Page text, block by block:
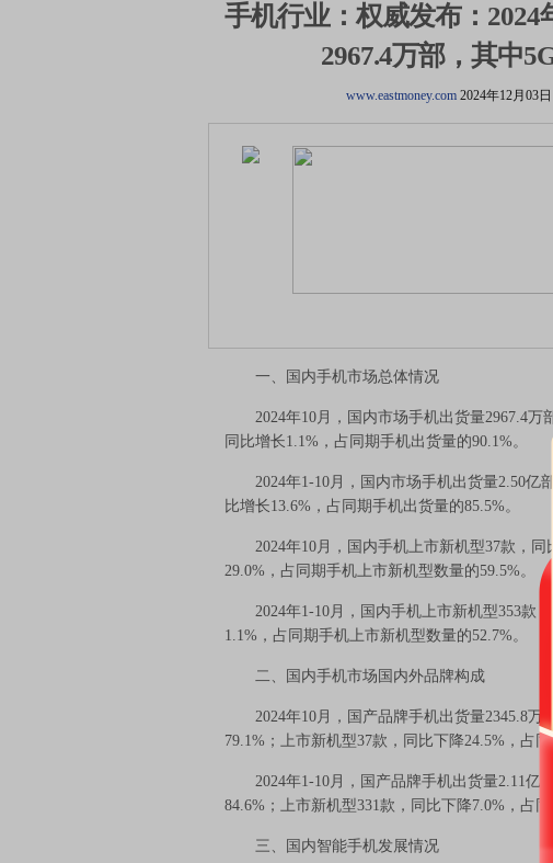
手机行业：权威发布：
2967.4万部，其中
www.eastmoney.com 2024年12月03日
一、国内手机市场总体情况
2024年10月，国内市场手机出货量2967.4万
同比增长1.1%，占同期手机出货量的90.1%。
2024年1-10月，国内市场手机出货量2.50亿部
比增长13.6%，占同期手机出货量的85.5%。
2024年10月，国内手机上市新机型37款，同
29.0%，占同期手机上市新机型数量的59.5%。
2024年1-10月，国内手机上市新机型353款，
1.1%，占同期手机上市新机型数量的52.7%。
二、国内手机市场国内外品牌构成
2024年10月，国产品牌手机出货量2345.8万
79.1%；上市新机型37款，同比下降24.5%，占
2024年1-10月，国产品牌手机出货量2.11亿部
84.6%；上市新机型331款，同比下降7.0%，占
三、国内智能手机发展情况